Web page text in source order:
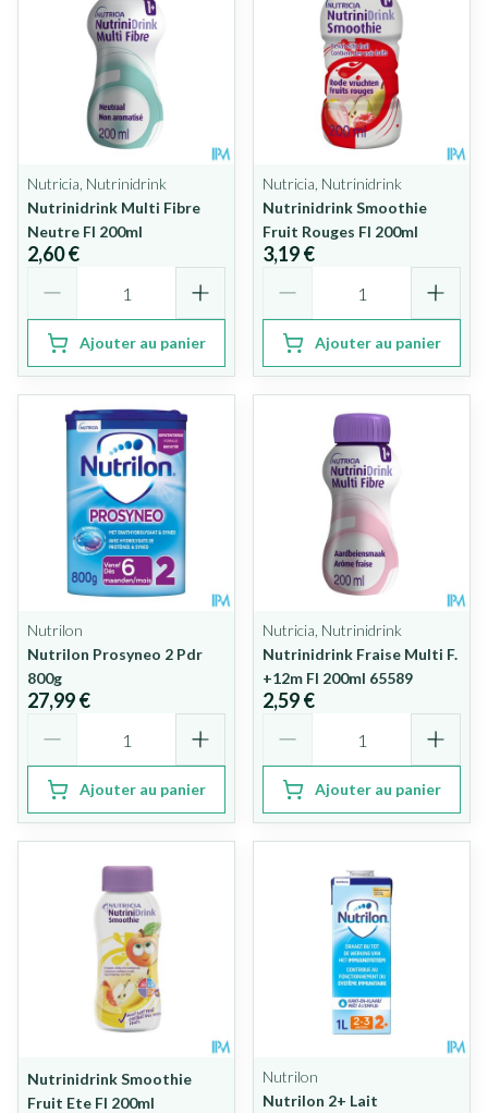
Nutricia, Nutrinidrink
Nutrinidrink Multi Fibre
Neutre Fl 200ml
2,60 €
Ajouter au panier
Nutricia, Nutrinidrink
Nutrinidrink Smoothie
Fruit Rouges Fl 200ml
3,19 €
Ajouter au panier
Nutrilon
Nutrilon Prosyneo 2 Pdr
800g
27,99 €
Ajouter au panier
Nutricia, Nutrinidrink
Nutrinidrink Fraise Multi F.
+12m Fl 200ml 65589
2,59 €
Ajouter au panier
Nutrinidrink Smoothie
Fruit Ete Fl 200ml
Nutrilon
Nutrilon 2+ Lait